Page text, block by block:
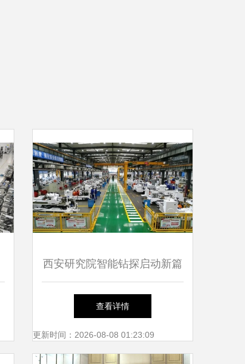
西安研究院智能钻探启动新篇
章 入围工信部智能制造示范
工厂
查看详情
更新时间：2026-08-08 01:23:09